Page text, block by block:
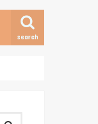
search